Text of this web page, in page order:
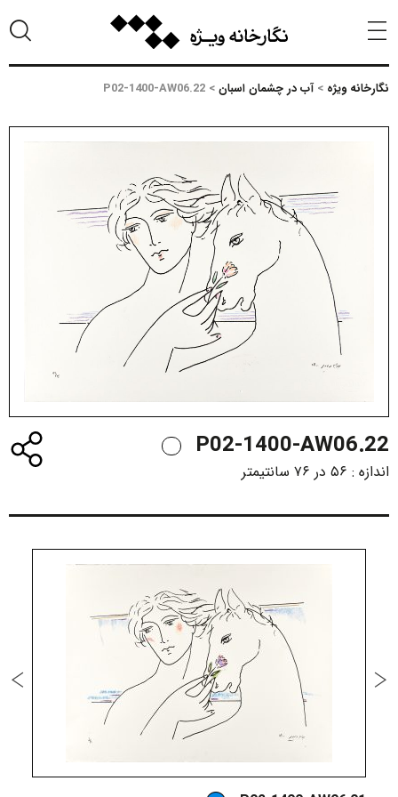
نگارخانه ویژه >آب در چشمان اسبان >
P02-1400-AW06.22
P02-1400-AW06.22
اندازه : ۵۶ در ۷۶ سانتیمتر